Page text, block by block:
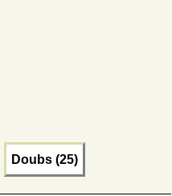
Doubs (25)